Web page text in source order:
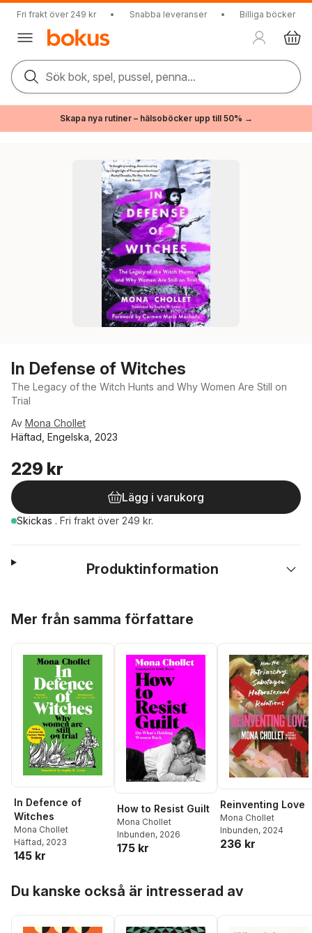
Fri frakt över 249 kr • Snabba leveranser • Billiga böcker
Sök bok, spel, pussel, penna...
Skapa nya rutiner – hälsoböcker upp till 50% →
In Defense of Witches
The Legacy of the Witch Hunts and Why Women Are Still on
Trial
Av Mona Chollet
Häftad, Engelska, 2023
229 kr
Lägg i varukorg
Skickas . Fri frakt över 249 kr.
Produktinformation
Mer från samma författare
In Defence of
Witches
Mona Chollet
Häftad, 2023
145 kr
How to Resist Guilt
Mona Chollet
Inbunden, 2026
175 kr
Reinventing Love
Mona Chollet
Inbunden, 2024
236 kr
Du kanske också är intresserad av